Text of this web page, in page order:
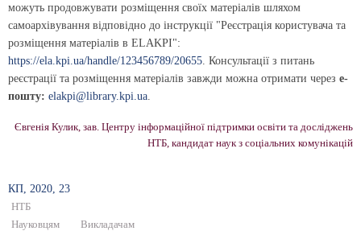
можуть продовжувати розміщення своїх матеріалів шляхом
самоархівування відповідно до інструкції "Реєстрація користувача та
розміщення матеріалів в ELAKPI":
https://ela.kpi.ua/handle/123456789/20655 . Консультації з питань
реєстрації та розміщення матеріалів завжди можна отримати через е-
пошту: elakpi@library.kpi.ua
Євгенія Кулик, зав. Центру інформаційної підтримки освіти та досліджень
НТБ, кандидат наук з соціальних комунікацій
КП, 2020, 23
НТБ
Науковцям
Викладачам